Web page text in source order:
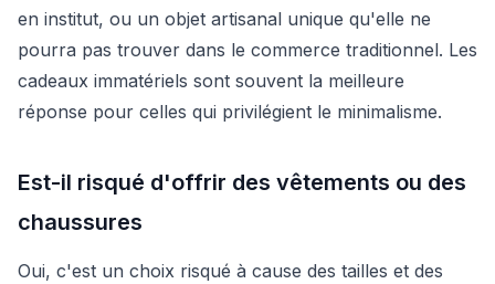
en institut, ou un objet artisanal unique qu'elle ne
pourra pas trouver dans le commerce traditionnel. Les
cadeaux immatériels sont souvent la meilleure
réponse pour celles qui privilégient le minimalisme.
Est-il risqué d'offrir des vêtements ou des
chaussures
Oui, c'est un choix risqué à cause des tailles et des